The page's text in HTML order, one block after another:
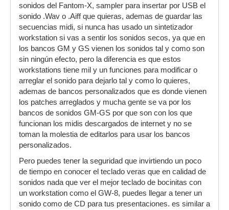
sonidos del Fantom-X, sampler para insertar por USB el
sonido .Wav o .Aiff que quieras, ademas de guardar las
secuencias midi, si nunca has usado un sintetizador
workstation si vas a sentir los sonidos secos, ya que en
los bancos GM y GS vienen los sonidos tal y como son
sin ningún efecto, pero la diferencia es que estos
workstations tiene mil y un funciones para modificar o
arreglar el sonido para dejarlo tal y como lo quieres,
ademas de bancos personalizados que es donde vienen
los patches arreglados y mucha gente se va por los
bancos de sonidos GM-GS por que son con los que
funcionan los midis descargados de internet y no se
toman la molestia de editarlos para usar los bancos
personalizados.
Pero puedes tener la seguridad que invirtiendo un poco
de tiempo en conocer el teclado veras que en calidad de
sonidos nada que ver el mejor teclado de bocinitas con
un workstation como el GW-8, puedes llegar a tener un
sonido como de CD para tus presentaciones. es similar a